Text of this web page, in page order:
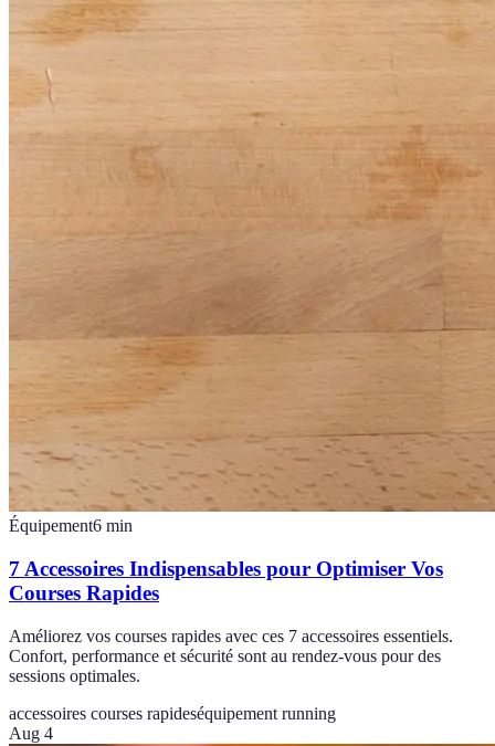
Équipement6 min
7 Accessoires Indispensables pour Optimiser Vos
Courses Rapides
Améliorez vos courses rapides avec ces 7 accessoires essentiels.
Confort, performance et sécurité sont au rendez-vous pour des
sessions optimales.
accessoires courses rapideséquipement running
Aug 4